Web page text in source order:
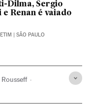
Dilma, Sergio
Renan é vaiado
| SÃO PAULO
Rousseff